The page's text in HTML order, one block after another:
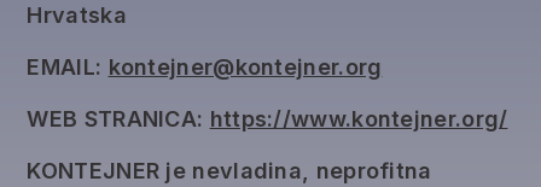
Hrvatska
EMAIL: kontejner@kontejner.org
WEB STRANICA: https://www.kontejner.org/
KONTEJNER je nevladina, neprofitna